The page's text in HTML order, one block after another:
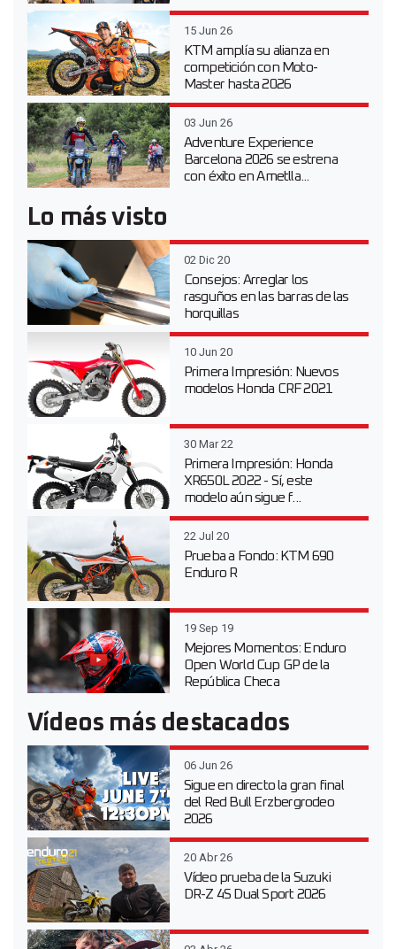
15 Jun 26
KTM amplía su alianza en
competición con Moto-
Master hasta 2026
03 Jun 26
Adventure Experience
Barcelona 2026 se estrena
con éxito en Ametlla...
Lo más visto
02 Dic 20
Consejos: Arreglar los
rasguños en las barras de las
horquillas
10 Jun 20
Primera Impresión: Nuevos
modelos Honda CRF 2021
30 Mar 22
Primera Impresión: Honda
XR650L 2022 - Sí, este
modelo aún sigue f...
22 Jul 20
Prueba a Fondo: KTM 690
Enduro R
19 Sep 19
Mejores Momentos: Enduro
Open World Cup GP de la
República Checa
Vídeos más destacados
06 Jun 26
Sigue en directo la gran final
del Red Bull Erzbergrodeo
2026
20 Abr 26
Vídeo prueba de la Suzuki
DR-Z 4S Dual Sport 2026